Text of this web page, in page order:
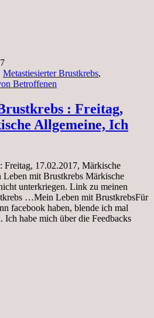
Metastiesierter Brustkrebs,
Betroffenen
: Freitag,
Allgemeine, Ich
17.02.2017, Märkische
mit Brustkrebs Märkische
unterkriegen. Link zu meinen
…Mein Leben mit BrustkrebsFür
facebook haben, blende ich mal
Ich habe mich über die Feedbacks